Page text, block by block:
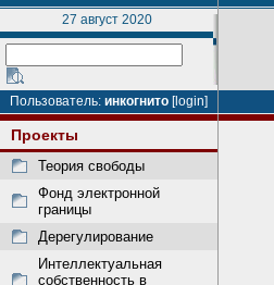
27 август 2020
Пользователь: инкогнито [login]
Проекты
Теория свободы
Фонд электронной
границы
Дерегулирование
Интеллектуальная
собственность в